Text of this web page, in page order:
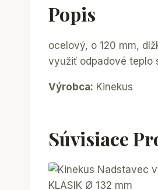
Popis
ocelový, o 120 mm,
využiť odpadové teplo
Výrobca: Kinekus
Súvisiace